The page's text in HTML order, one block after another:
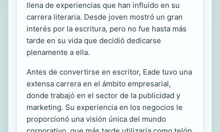
llena de experiencias que han influido en su
carrera literaria. Desde joven mostró un gran
interés por la escritura, pero no fue hasta más
tarde en su vida que decidió dedicarse
plenamente a ella.
Antes de convertirse en escritor, Eade tuvo una
extensa carrera en el ámbito empresarial,
donde trabajó en el sector de la publicidad y
marketing. Su experiencia en los negocios le
proporcionó una visión única del mundo